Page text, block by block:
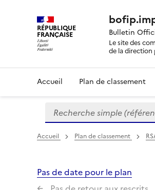
RÉPUBLIQUE
FRANÇAISE Bulletin
Le site des
de la direction
Accueil Plan de classement
Formulaire
de
recherche
Recherche simple
Accueil Plan de classement
Pas de date pour le plan